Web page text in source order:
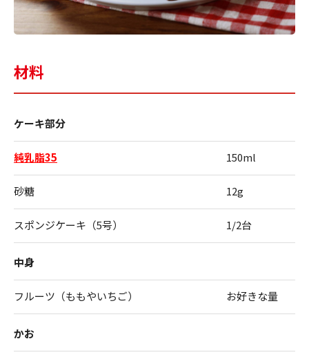
材料
ケーキ部分
純乳脂35 150ml
砂糖 12g
スポンジケーキ（5号） 1/2台
中身
フルーツ（ももやいちご） お好きな量
かお